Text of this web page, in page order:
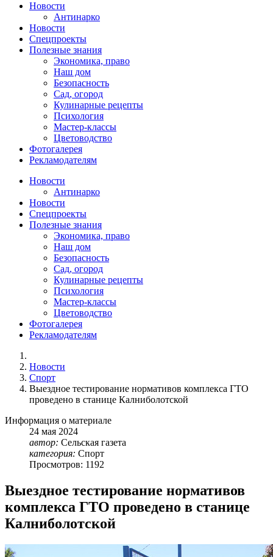
Новости
Антинарко
Новости
Спецпроекты
Полезные знания
Экономика, право
Наш дом
Безопасность
Сад, огород
Кулинарные рецепты
Психология
Мастер-классы
Цветоводство
Фотогалерея
Рекламодателям
Новости
Антинарко
Новости
Спецпроекты
Полезные знания
Экономика, право
Наш дом
Безопасность
Сад, огород
Кулинарные рецепты
Психология
Мастер-классы
Цветоводство
Фотогалерея
Рекламодателям
Новости
Спорт
Выездное тестирование нормативов комплекса ГТО
проведено в станице Калниболотской
Информация о материале
24 мая 2024
автор: Сельская газета
категория: Спорт
Просмотров: 1192
Выездное тестирование нормативов
комплекса ГТО проведено в станице
Калниболотской